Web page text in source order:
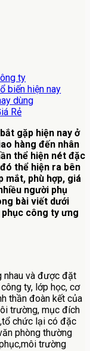
ty
biến hiện nay
dùng
Rẻ
gặp hiện nay ở
hàng đến nhân
thể hiện nét đặc
thể hiện ra bên
mắt, phù hợp, giá
người phụ
bài viết dưới
công ty ưng
nhau và được đặt
ty, lớp học, cơ
thần đoàn kết của
trường, mục đích
chức lại có đặc
phòng thường
trường